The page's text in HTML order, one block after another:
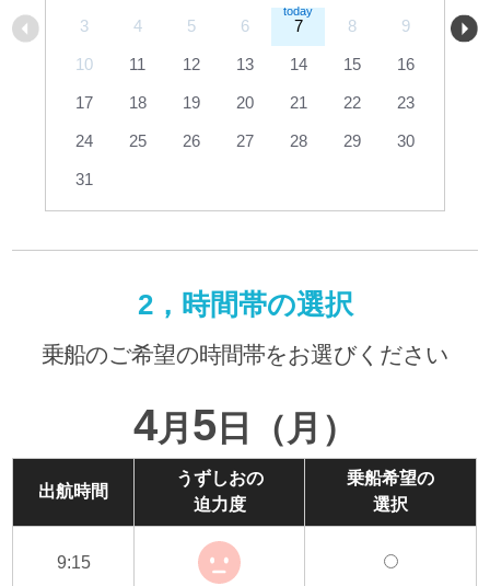
3 4 5 6 7 8 9
10 11 12 13 14 15 16
17 18 19 20 21 22 23
24 25 26 27 28 29 30
31
2，時間帯の選択
乗船のご希望の時間帯をお選びください
4月 5 日（月）
出航時間
うずしおの
迫力度
乗船希望の
選択
9:15